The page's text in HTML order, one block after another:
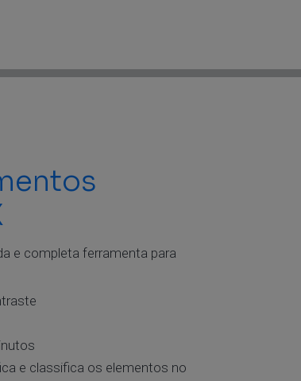
e completa ferramenta para
e classifica os elementos no